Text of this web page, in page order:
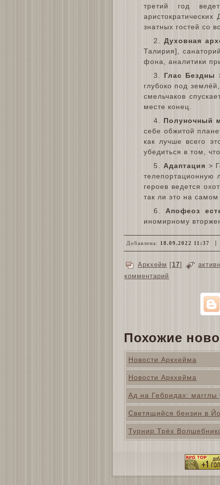
третий год
знатных гостей со
2.Духовная
Талирия],
фона, аналитики
3. Глас Бездны
глубоко под
смельчаков
месте конец.
4. Полуночный
себе обжитой
как лучше всего
убедиться в том,
5. Адаптация >
телепортационную
героев ведется
так ли это на
6. Апофеоз
иномирному
Добавлена: 18.09.2022 11:37
Аркхейм [17]
комментарий
Похожие
Новости Аркхейма
Новости Аркхейма
Ад на Гебридах: магглы
Светящийся бензин в
Турнир Трёх